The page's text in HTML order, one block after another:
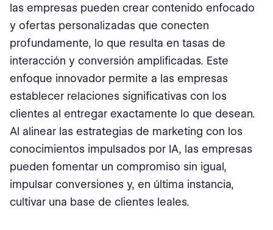
las empresas pueden crear contenido enfocado
y ofertas personalizadas que conecten
profundamente, lo que resulta en tasas de
interacción y conversión amplificadas. Este
enfoque innovador permite a las empresas
establecer relaciones significativas con los
clientes al entregar exactamente lo que desean.
Al alinear las estrategias de marketing con los
conocimientos impulsados por IA, las empresas
pueden fomentar un compromiso sin igual,
impulsar conversiones y, en última instancia,
cultivar una base de clientes leales.